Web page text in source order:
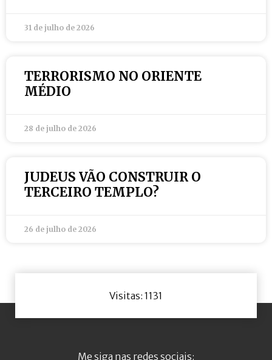
31 de julho de 2026
TERRORISMO NO ORIENTE
MÉDIO
28 de julho de 2026
JUDEUS VÃO CONSTRUIR O
TERCEIRO TEMPLO?
26 de julho de 2026
Visitas: 1131
Me siga nas redes sociais: